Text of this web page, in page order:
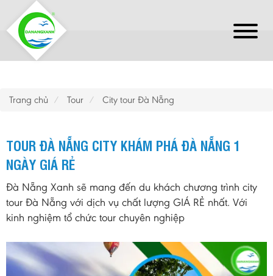
Trang chủ Tour City tour Đà Nẵng
TOUR ĐÀ NẴNG CITY KHÁM PHÁ ĐÀ NẴNG 1
NGÀY GIÁ RẺ
Đà Nẵng Xanh sẽ mang đến du khách chương trình city
tour Đà Nẵng với dịch vụ chất lượng GIÁ RẺ nhất. Với
kinh nghiệm tổ chức tour chuyên nghiệp